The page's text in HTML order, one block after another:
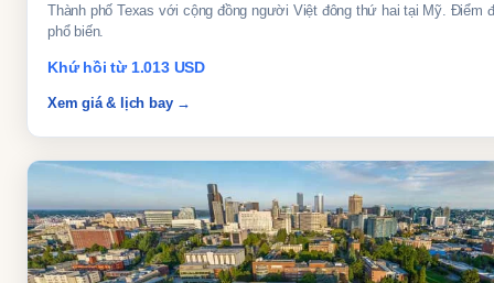
Thành phố Texas với cộng đồng người Việt đông thứ hai tại Mỹ. Điểm
phổ biến.
Khứ hồi từ 1.013 USD
Xem giá & lịch bay →